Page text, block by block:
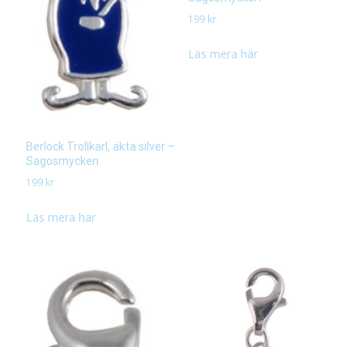
Berlock Trollkarl, äkta silver –
Sagosmycken
199 kr
Läs mera här
199 kr
Läs mera här